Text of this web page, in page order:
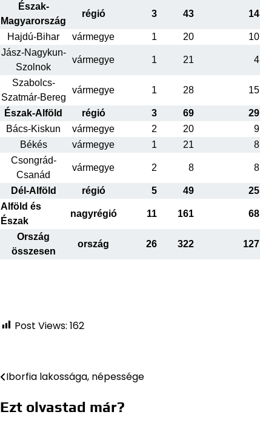
Észak-
Magyarország
régió 3 43 14
Hajdú-Bihar vármegye 1 20 10
Jász-Nagykun-
Szolnok
vármegye 1 21 4
Szabolcs-
Szatmár-Bereg
vármegye 1 28 15
Észak-Alföld régió 3 69 29
Bács-Kiskun
vármegye 2 20 9
Békés
vármegye 1 21 8
Csongrád-
Csanád
vármegye 2 8 8
Dél-Alföld régió 5 49 25
Alföld és
Észak
nagyrégió 11 161 68
Ország
összesen
ország 26 322 127
Post Views: 162
Bejegyzés
navigáció
Iborfia lakossága, népessége
Ezt olvastad már?